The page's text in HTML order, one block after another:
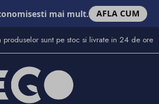
mai mult. AFLA CUM
produselor sunt pe stoc si livrate in 24 de ore